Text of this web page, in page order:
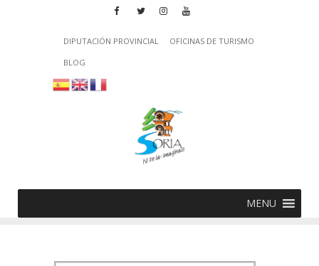
DIPUTACIÓN PROVINCIAL
OFICINAS DE TURISMO
BLOG
MENU